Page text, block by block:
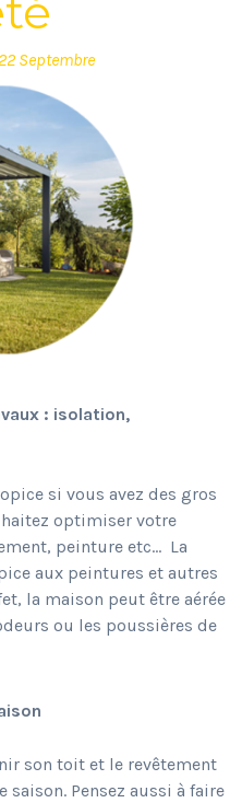
Septembre
: isolation,
si vous avez des gros
optimiser votre
peinture etc… La
aux peintures et autres
la maison peut être aérée
ou les poussières de
son toit et le revêtement
Pensez aussi à faire